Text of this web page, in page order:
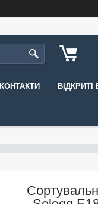
КОНТАКТИ ВІДКРИТІ